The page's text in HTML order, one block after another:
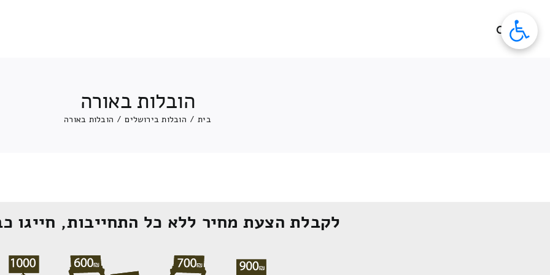
הובלות באורה
בית / הובלות בירושלים / הובלות באורה
לקבלת הצעת מחיר ללא כל התחייבות, חייגו